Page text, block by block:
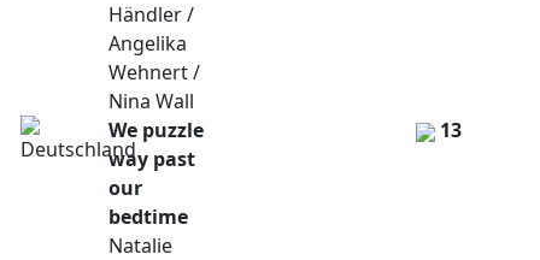
Händler /
Angelika
Wehnert /
Nina Wall
We puzzle
way past
our
bedtime
Natalie
13